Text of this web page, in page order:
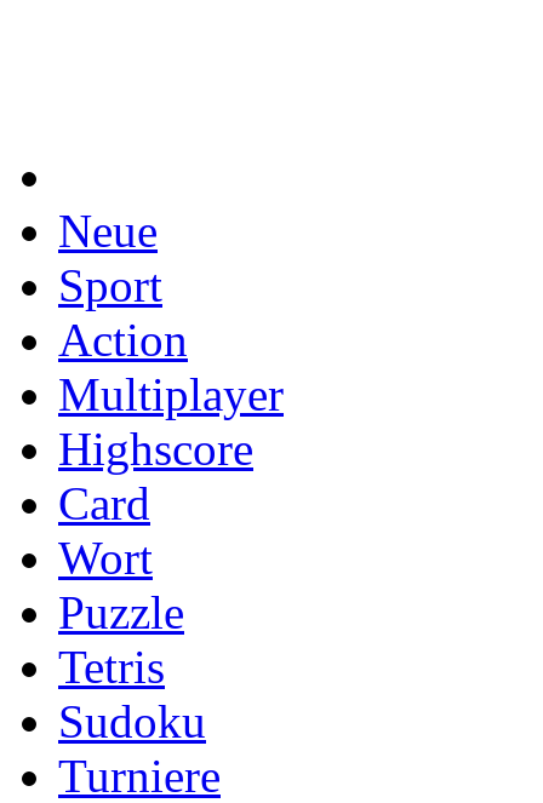
Neue
Sport
Action
Multiplayer
Highscore
Card
Wort
Puzzle
Tetris
Sudoku
Turniere